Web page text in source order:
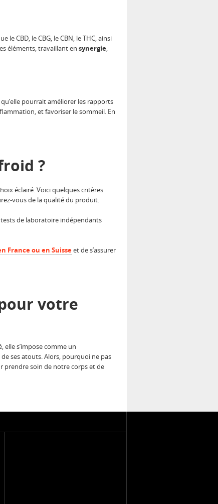
CBD, le CBG, le CBN, le THC, ainsi
éléments, travaillant en synergie,
pourrait améliorer les rapports
et favoriser le sommeil. En
?
éclairé. Voici quelques critères
vous de la qualité du produit.
de laboratoire indépendants
France ou en Suisseet de s’assurer
votre
elle s’impose comme un
ses atouts. Alors, pourquoi ne pas
prendre soin de notre corps et de